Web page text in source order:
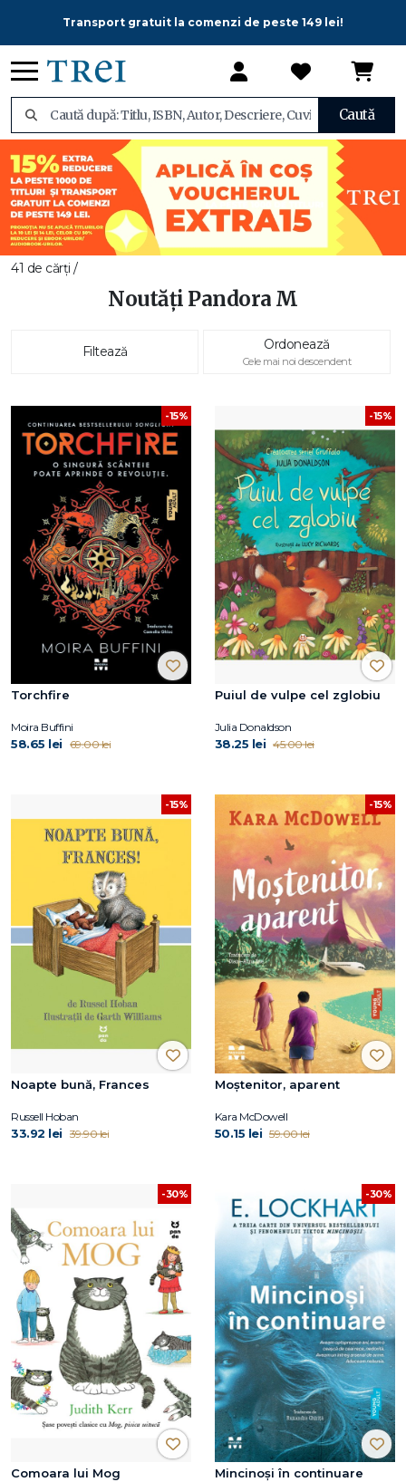
Transport gratuit la comenzi de peste 149 lei!
Caută
41 de cărți /
Noutăți Pandora M
Filtează Ordonează
Cele mai noi descendent
-15%
Torchfire
Moira Buffini
58.65 lei 69.00 lei
-15%
Puiul de vulpe cel zglobiu
Julia Donaldson
38.25 lei 45.00 lei
-15%
Noapte bună, Frances
Russell Hoban
33.92 lei 39.90 lei
-15%
Moștenitor, aparent
Kara McDowell
50.15 lei 59.00 lei
-30%
Comoara lui Mog
-30%
Mincinoși în continuare